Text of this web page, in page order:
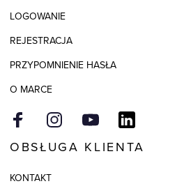
Skład tkaniny
LOGOWANIE
REJESTRACJA
PRZYPOMNIENIE HASŁA
O MARCE
OBSŁUGA KLIENTA
KONTAKT